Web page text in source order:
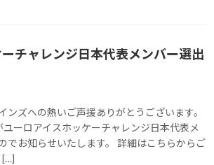
チャレンジ日本代表メンバー選出
ンズへの熱いご声援ありがとうございます。
ーロアイスホッケーチャレンジ日本代表メ
でお知らせいたします。 詳細はこちらからご
[…]